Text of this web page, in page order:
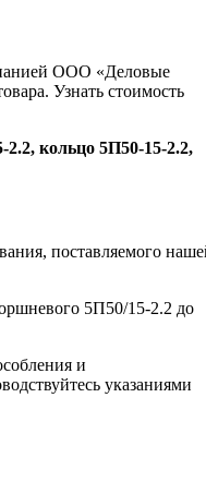
ООО «Деловые
Узнать стоимость
кольцо 5П50-15-2.2,
поставляемого
5П50/15-2.2 до
и
указаниями